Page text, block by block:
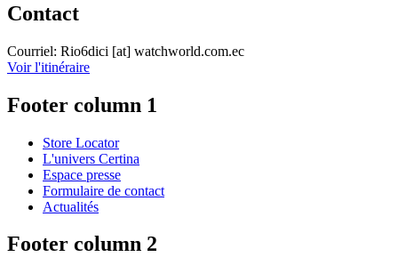
Contact
Courriel: Rio6dici [at] watchworld.com.ec
Voir l'itinéraire
Footer column 1
Store Locator
L'univers Certina
Espace presse
Formulaire de contact
Actualités
Footer column 2